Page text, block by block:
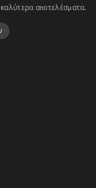
αποτελέσματα.